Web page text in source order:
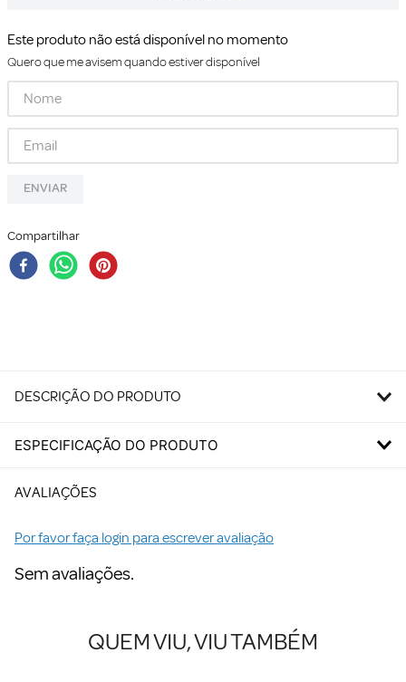
Este produto não está disponível no momento
Quero que me avisem quando estiver disponível
ENVIAR
Compartilhar
DESCRIÇÃO DO PRODUTO
ESPECIFICAÇÃO DO PRODUTO
AVALIAÇÕES
Por favor faça login para escrever avaliação
Sem avaliações.
QUEM VIU, VIU TAMBÉM